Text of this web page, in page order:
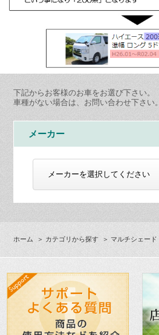
下記からお客様のお車をお選び下さい。
車種がない場合は、お問い合わせ下さい。
メーカー
ホーム ＞ カテゴリから探す ＞ マルチシェード